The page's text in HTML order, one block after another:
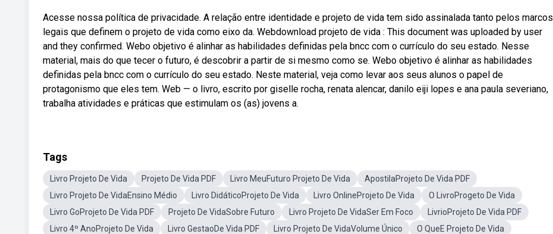
Acesse nossa política de privacidade. A relação entre identidade e projeto de vida tem sido assinalada tanto pelos marcos
legais que definem o projeto de vida como eixo da. Webdownload projeto de vida : This document was uploaded by user
and they confirmed. Webo objetivo é alinhar as habilidades definidas pela bncc com o currículo do seu estado. Nesse
material, mais do que tecer o futuro, é descobrir a partir de si mesmo como se. Webo objetivo é alinhar as habilidades
definidas pela bncc com o currículo do seu estado. Neste material, veja como levar aos seus alunos o papel de
protagonismo que eles tem. Web — o livro, escrito por giselle rocha, renata alencar, danilo eiji lopes e ana paula severiano,
trabalha atividades e práticas que estimulam os (as) jovens a.
Tags
Livro Projeto De Vida Projeto De Vida PDF Livro MeuFuturo Projeto De Vida
ApostilaProjeto De Vida PDF
Livro Projeto De VidaEnsino Médio
Livro DidáticoProjeto De Vida Livro OnlineProjeto De Vida
O LivroProgeto De Vida
Livro GoProjeto De Vida PDF
Projeto De VidaSobre Futuro Livro Projeto De VidaSer Em Foco
LivrioProjeto De Vida PDF
Livro 4º AnoProjeto De Vida
Livro GestaoDe Vida PDF Livro Projeto De VidaVolume Único
O QueE Projeto De Vida